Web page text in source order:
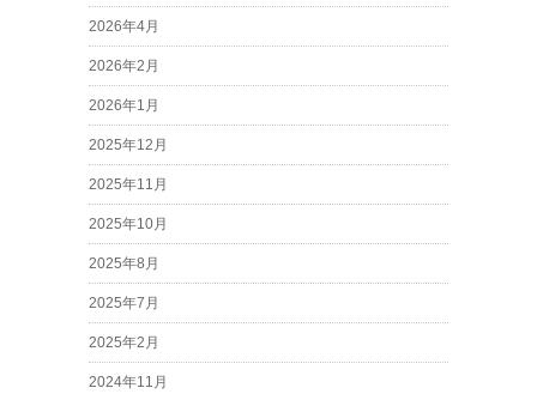
2026年4月
2026年2月
2026年1月
2025年12月
2025年11月
2025年10月
2025年8月
2025年7月
2025年2月
2024年11月